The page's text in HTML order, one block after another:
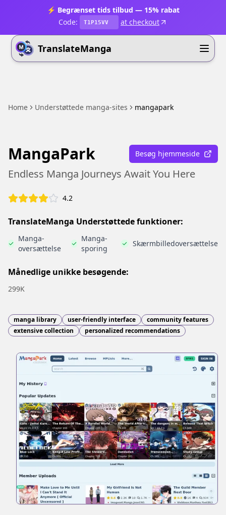
⚡ Begrænset tids tilbud — 15% rabat
Code:
T1P15VV at checkout
TranslateManga
Home Understøttede manga-sites mangapark
MangaPark Besøg hjemmeside
Endless Manga Journeys Await You Here
4.2
TranslateManga Understøttede funktioner:
Manga-
oversættelse
Manga-
sporing
Skærmbilledoversættelse
Månedlige unikke besøgende:
299K
manga library user-friendly interface
community features
extensive collection
personalized recommendations